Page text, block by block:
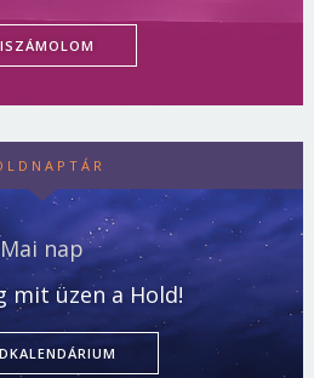
Mai nap
mit üzen a Hold!